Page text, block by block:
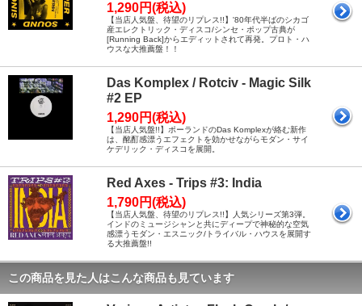
1,290円(税込)
【当店人気盤、待望のリプレス!!】'80年代半ばのシカゴ
産エレクトリック・ディスコ/シンセ・ポップ古典が
[Running Back]からエディットされて再発。プロト・ハ
ウスな大推薦盤！！
Das Komplex / Rotciv - Magic Silk
#2 EP
1,290円(税込)
【当店人気盤!!】ポーランドのDas Komplexが絡む新作
は、酩酊感漂うエフェクトを効かせながらモダン・サイ
ケデリック・ディスコを展開。
Red Axes - Trips #3: India
1,790円(税込)
【当店人気盤、待望のリプレス!!】人気シリーズ第3弾。
インドのミュージシャンと共にディープで神秘的な空気
感漂うモダン・エスニック/トライバル・ハウスを展開す
る大推薦盤!!
この商品を見た人はこんな商品も見ています